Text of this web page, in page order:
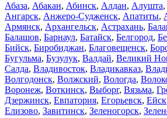
Абаза, Абакан, Абинск, Алдан, Алушта,
Ангарск, Анжеро-Судженск, Апатиты,
Армянск, Архангельск, Астрахань,
Балашов, Барнаул, Батайск, Белгород,
Бийск, Биробиджан, Благовещенск,
Бугульма, Бузулук, Валдай, Великий
Салда, Владивосток, Владикавказ,
Волгодонск, Волжский, Вологда,
Воронеж, Воткинск, Выборг, Вязьма,
Дзержинск, Евпатория, Егорьевск, Ейск
Елизово, Завитинск, Зеленогорск,